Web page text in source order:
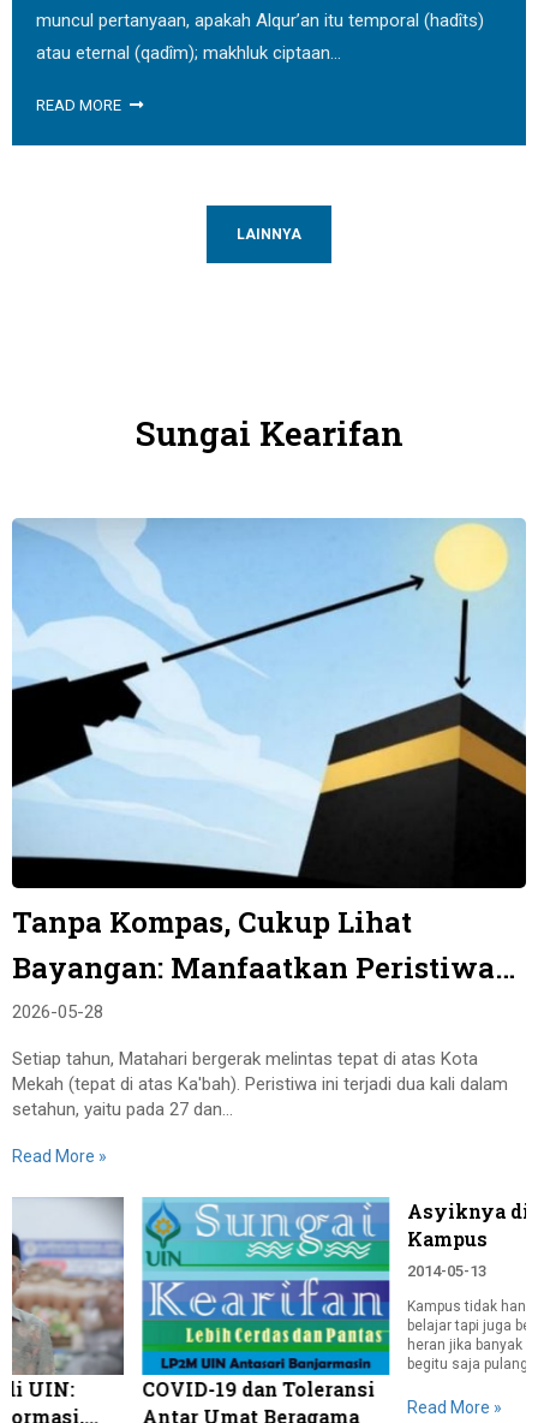
muncul pertanyaan, apakah Alqur’an itu temporal (hadîts)
atau eternal (qadîm); makhluk ciptaan...
READ MORE
LAINNYA
Sungai Kearifan
Tanpa Kompas, Cukup Lihat
Bayangan: Manfaatkan Peristiwa
Matahari di Atas Ka’bah
2026-05-28
Setiap tahun, Matahari bergerak melintas tepat di atas Kota
Mekah (tepat di atas Ka'bah). Peristiwa ini terjadi dua kali dalam
setahun, yaitu pada 27 dan...
Read More »
COVID-19 dan Toleransi
Antar Umat Beragama
Asyiknya di Taman
Kampus
2014-05-13
Kampus tidak hanya sebagai tempat
belajar tapi juga bersosialisasi. Tak
heran jika banyak mahasiswa tidak
begitu saja pulang setelah kuliah di
kelas selesai, beberapa di...